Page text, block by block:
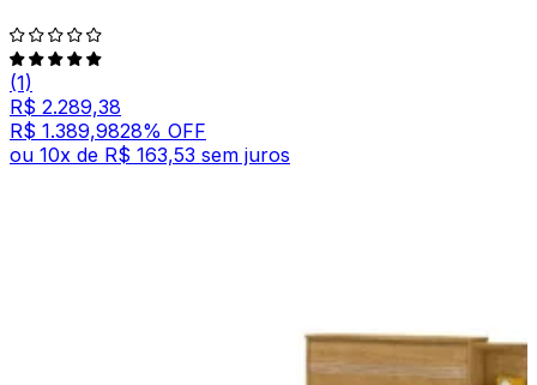
(1)
R$ 2.289,38
R$ 1.389,9828% OFF
ou 10x de R$ 163,53 sem juros